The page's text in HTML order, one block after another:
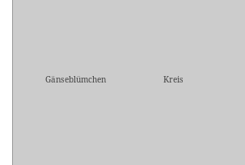
Gänseblümchen Kreis